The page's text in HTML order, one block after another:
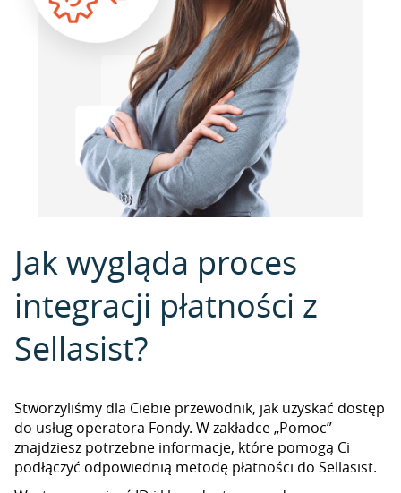
Jak wygląda proces
integracji płatności z
Sellasist?
Stworzyliśmy dla Ciebie przewodnik, jak uzyskać dostęp
do usług operatora Fondy. W zakładce „Pomoc” -
znajdziesz potrzebne informacje, które pomogą Ci
podłączyć odpowiednią metodę płatności do Sellasist.